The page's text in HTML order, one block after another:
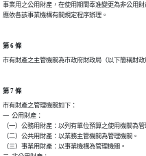
事業用之公用財產，在使用期間奉准變更為非公用財
應依各該事業機構有關規定程序辦理。
第 6 條
市有財產之主管機關為市政府財政局（以下簡稱財政
第 7 條
市有財產之管理機關如下：
一  公用財產：
（一）公務用財產：以列有單位預算之使用機關為管
（二）公共用財產：以業務主管機關為管理機關。
（三）事業用財產：以事業機構為管理機關。